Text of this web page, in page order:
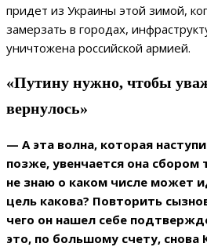
придет из Украины этой зимой,
замерзать в городах,
уничтожена российской армией.
«Путину нужно, чтобы
вернулось»
— А эта волна, которая
позже, увенчается она сбором
не знаю о каком числе может
цель какова? Повторить
чего он нашел себе
это, по большому счету, снова